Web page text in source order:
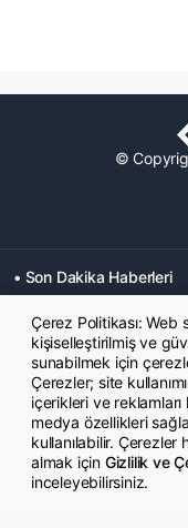
©
• Son Dakika Haberleri
• Memurlar Haberleri
• Ekonomi Haberleri
• Yaşam Haberleri
• Mahkeme Kararları
Haberleri
Çerez Politikası:
kişiselleştirilmiş ve
sunabilmek için
Çerezler; site
içerikleri ve
medya özellikleri
kullanılabilir. Çerezler
almak için Gizlilik ve
inceleyebilirsiniz.